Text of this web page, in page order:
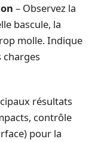
– Observez la
bascule, la
molle. Indique
charges
résultats
contrôle
pour la